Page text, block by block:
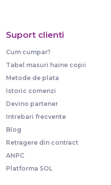
Suport clienti
Cum cumpar?
Tabel masuri haine copii
Metode de plata
Istoric comenzi
Devino partener
Intrebari frecvente
Blog
Retragere din contract
ANPC
Platforma SOL